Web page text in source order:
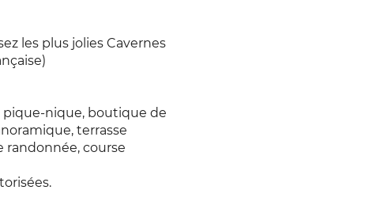
les plus jolies Cavernes
pique-nique, boutique de
terrasse
randonnée, course